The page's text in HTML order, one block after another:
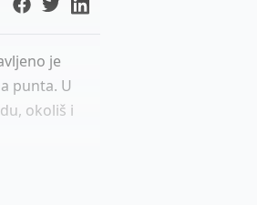
je
punta. U
okoliš i